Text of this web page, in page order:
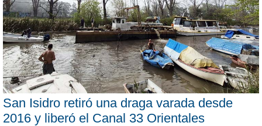
San Isidro retiró una draga varada desde
2016 y liberó el Canal 33 Orientales